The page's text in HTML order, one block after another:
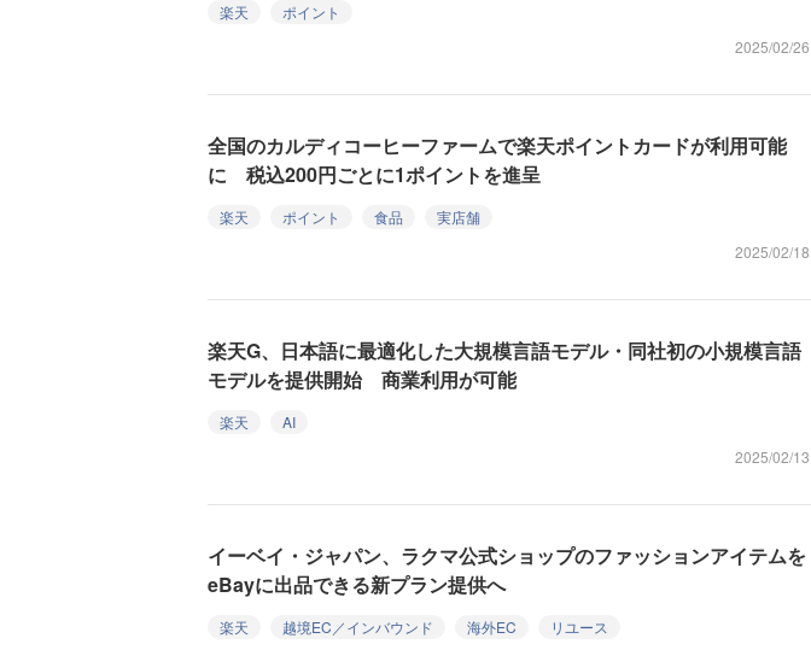
楽天
ポイント
2025/02/26
全国のカルディコーヒーファームで楽天ポイントカードが利用可能
に 税込200円ごとに1ポイントを進呈
楽天 ポイント 食品
実店舗
2025/02/18
楽天G、日本語に最適化した大規模言語モデル・同社初の小規模言語
モデルを提供開始 商業利用が可能
楽天
AI
2025/02/13
イーベイ・ジャパン、ラクマ公式ショップのファッションアイテムを
eBayに出品できる新プラン提供へ
楽天 越境EC／インバウンド 海外EC
リユース